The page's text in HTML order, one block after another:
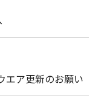
エア更新のお願い